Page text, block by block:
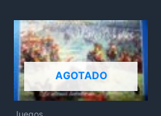
AGOTADO